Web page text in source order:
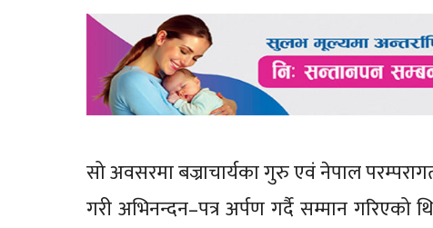
सो अवसरमा बज्राचार्यका गुरु एवं नेपाल
गरी अभिनन्दन–पत्र अर्पण गर्दै सम्मान